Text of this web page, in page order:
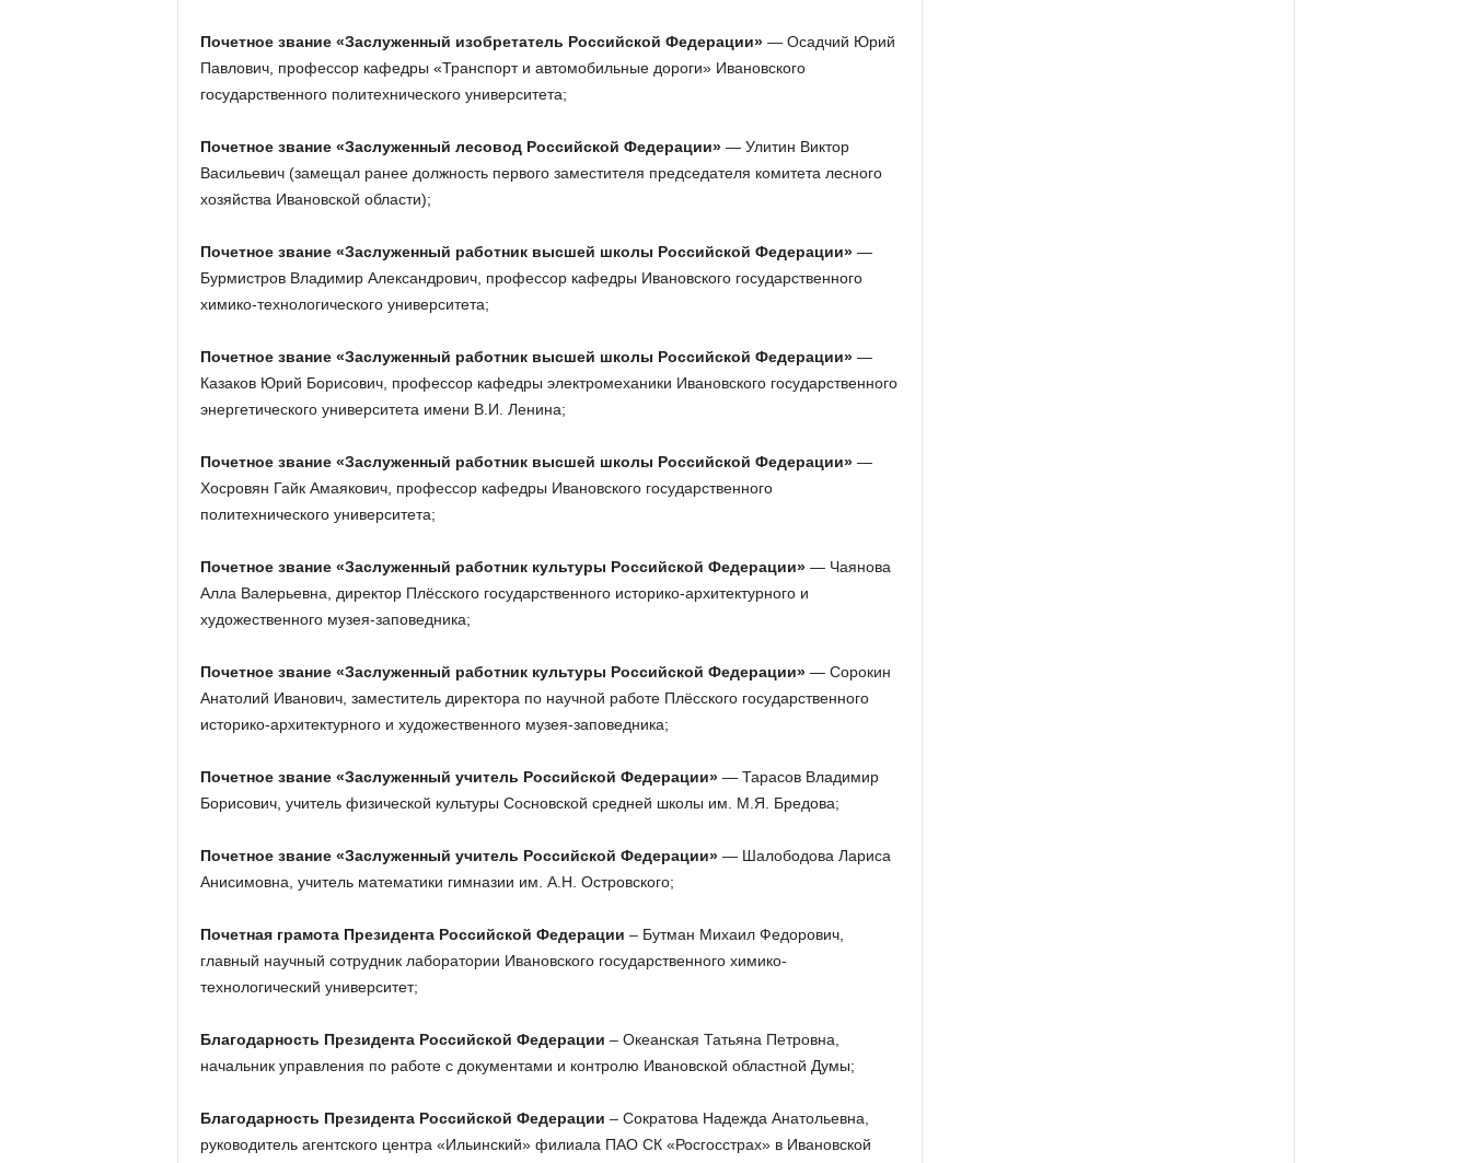
Почетное звание «Заслуженный изобретатель Российской Федерации»— Осадчий Юрий
Павлович, профессор кафедры «Транспорт и автомобильные дороги» Ивановского
государственного политехнического университета;
Почетное звание «Заслуженный лесовод Российской Федерации» — Улитин Виктор
Васильевич (замещал ранее должность первого заместителя председателя комитета лесного
хозяйства Ивановской области);
Почетное звание «Заслуженный работник высшей школы Российской Федерации»—
Бурмистров Владимир Александрович, профессор кафедры Ивановского государственного
химико-технологического университета;
Почетное звание «Заслуженный работник высшей школы Российской Федерации»—
Казаков Юрий Борисович, профессор кафедры электромеханики Ивановского государственного
энергетического университета имени В.И. Ленина;
Почетное звание «Заслуженный работник высшей школы Российской Федерации» —
Хосровян Гайк Амаякович, профессор кафедры Ивановского государственного
политехнического университета;
Почетное звание «Заслуженный работник культуры Российской Федерации» — Чаянова
Алла Валерьевна, директор Плёсского государственного историко-архитектурного и
художественного музея-заповедника;
Почетное звание «Заслуженный работник культуры Российской Федерации»— Сорокин
Анатолий Иванович, заместитель директора по научной работе Плёсского государственного
историко-архитектурного и художественного музея-заповедника;
Почетное звание «Заслуженный учитель Российской Федерации»— Тарасов Владимир
Борисович, учитель физической культуры Сосновской средней школы им. М.Я. Бредова;
Почетное звание «Заслуженный учитель Российской Федерации»— Шалободова Лариса
Анисимовна, учитель математики гимназии им. А.Н. Островского;
Почетная грамота Президента Российской Федерации – Бутман Михаил Федорович,
главный научный сотрудник лаборатории Ивановского государственного химико-
технологический университет;
Благодарность Президента Российской Федерации – Океанская Татьяна Петровна,
начальник управления по работе с документами и контролю Ивановской областной Думы;
Благодарность Президента Российской Федерации – Сократова Надежда Анатольевна,
руководитель агентского центра «Ильинский» филиала ПАО СК «Росгосстрах» в Ивановской